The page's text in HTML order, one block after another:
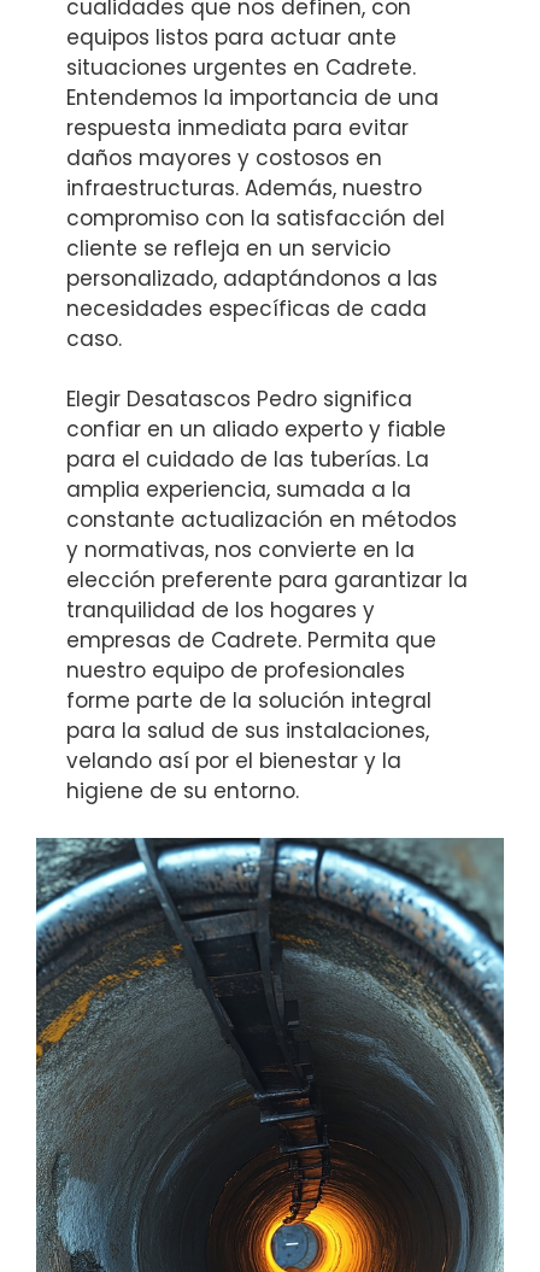
cualidades que nos definen, con
equipos listos para actuar ante
situaciones urgentes en Cadrete.
Entendemos la importancia de una
respuesta inmediata para evitar
daños mayores y costosos en
infraestructuras. Además, nuestro
compromiso con la satisfacción del
cliente se refleja en un servicio
personalizado, adaptándonos a las
necesidades específicas de cada
caso.
Elegir Desatascos Pedro significa
confiar en un aliado experto y fiable
para el cuidado de las tuberías. La
amplia experiencia, sumada a la
constante actualización en métodos
y normativas, nos convierte en la
elección preferente para garantizar la
tranquilidad de los hogares y
empresas de Cadrete. Permita que
nuestro equipo de profesionales
forme parte de la solución integral
para la salud de sus instalaciones,
velando así por el bienestar y la
higiene de su entorno.